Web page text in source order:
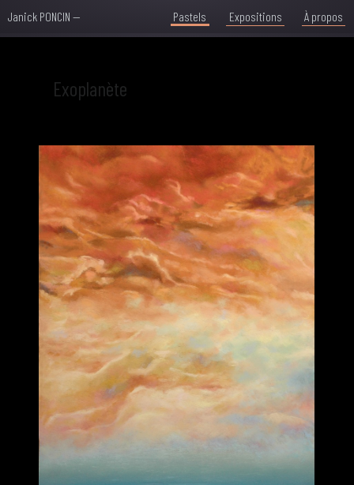
Janick PONCIN — Pastels Expositions À propos
Exoplanète